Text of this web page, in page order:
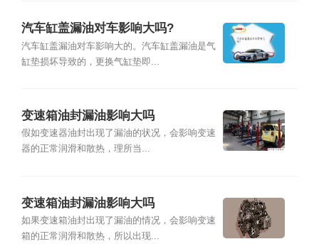
汽车缸盖漏油对车影响大吗?
汽车缸盖漏油对车影响大的。汽车缸盖漏油是气
缸垫损坏导致的，更换气缸垫即...
变速箱油封漏油影响大吗
假如变速器油封出现了漏油的状况，会影响变速
器的正常润滑和散热，理所当...
变速箱油封漏油影响大吗
如果变速箱油封出现了漏油的情况，会影响变速
箱的正常润滑和散热，所以出现...